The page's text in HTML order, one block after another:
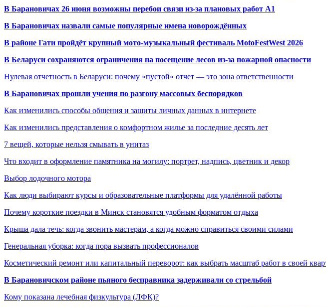
В Барановичах 26 июня возможны перебои связи из-за плановых работ A1
В Барановичах назвали самые популярные имена новорождённых
В районе Гати пройдёт крупный мото-музыкальный фестиваль MotoFestWest 2026
В Беларуси сохраняются ограничения на посещение лесов из-за пожарной опасности
Нулевая отчетность в Беларуси: почему «пустой» отчет — это зона ответственности
В Барановичах прошли учения по разгону массовых беспорядков
Как изменились способы общения и защиты личных данных в интернете
Как изменились представления о комфортном жилье за последние десять лет
7 вещей, которые нельзя смывать в унитаз
Что входит в оформление памятника на могилу: портрет, надпись, цветник и декор
Выбор лодочного мотора
Как люди выбирают курсы и образовательные платформы для удалённой работы
Почему короткие поездки в Минск становятся удобным форматом отдыха
Крыша дала течь: когда звонить мастерам, а когда можно справиться своими силами
Генеральная уборка: когда пора вызвать профессионалов
Косметический ремонт или капитальный переворот: как выбрать масштаб работ в своей
В Барановичском районе пьяного бесправника задерживали со стрельбой
Кому показана лечебная физкультура (ЛФК)?